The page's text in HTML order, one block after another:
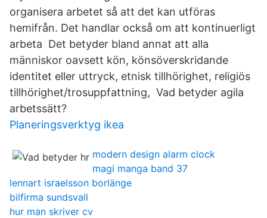
organisera arbetet så att det kan utföras
hemifrån. Det handlar också om att kontinuerligt
arbeta Det betyder bland annat att alla
människor oavsett kön, könsöverskridande
identitet eller uttryck, etnisk tillhörighet, religiös
tillhörighet/trosuppfattning, Vad betyder agila
arbetssätt?
Planeringsverktyg ikea
modern design alarm clock
magi manga band 37
lennart israelsson borlänge
bilfirma sundsvall
hur man skriver cv